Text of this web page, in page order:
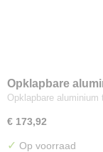
Opklapbare
Opklapbare
€ 173,92
✓ Op voorraad